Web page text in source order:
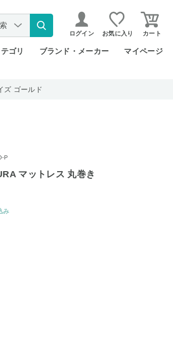
ログイン お気に入り カート
ゴリ ブランド・メーカー マイページ
ズ ゴールド
P
マットレス 丸巻き
み